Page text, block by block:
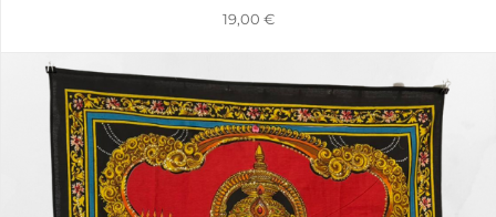
19,00 €